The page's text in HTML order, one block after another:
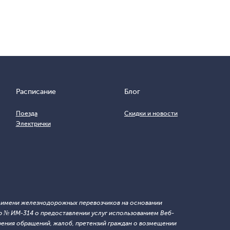
Расписание
Поезда
Электрички
Блог
Скидки и новости
железнодорожных перевозчиков на основании
ИМ-314 о предоставлении услуг использованием Веб-
обращений, жалоб, претензий граждан о возмещении